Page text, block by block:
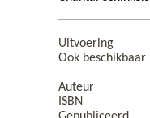
Uitvoering
Ook beschikbaar
Auteur
ISBN